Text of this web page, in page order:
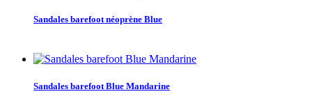
Sandales barefoot néoprène Blue
Sandales barefoot Blue Mandarine